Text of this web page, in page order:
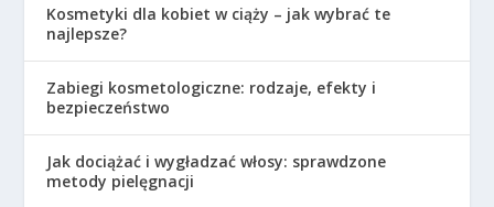
Kosmetyki dla kobiet w ciąży – jak wybrać te
najlepsze?
Zabiegi kosmetologiczne: rodzaje, efekty i
bezpieczeństwo
Jak dociążać i wygładzać włosy: sprawdzone
metody pielęgnacji